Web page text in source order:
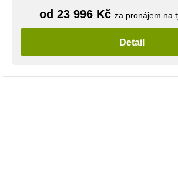
od 23 996 Kč za pronájem na
Detail